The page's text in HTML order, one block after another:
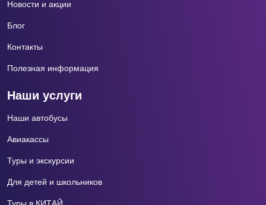
Новости и акции
Блог
Контакты
Полезная информация
Наши услуги
Наши автобусы
Авиакассы
Туры и экскурсии
Для детей и школьников